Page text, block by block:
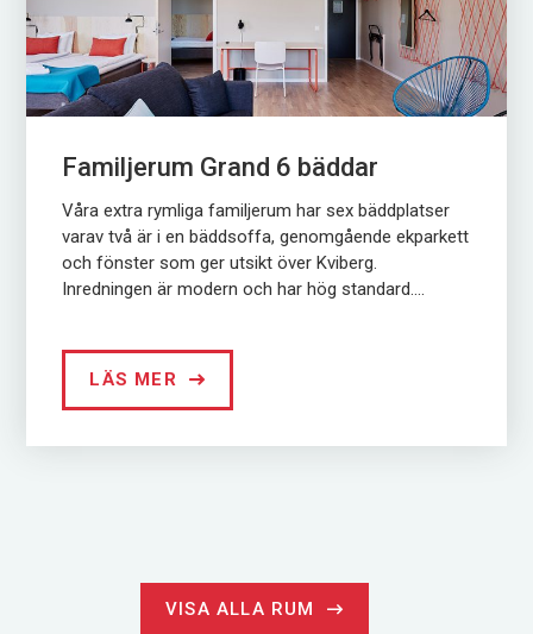
Familjerum Grand 6 bäddar
Våra extra rymliga familjerum har sex bäddplatser
varav två är i en bäddsoffa, genomgående ekparkett
och fönster som ger utsikt över Kviberg.
Inredningen är modern och har hög standard....
LÄS MER
VISA ALLA RUM